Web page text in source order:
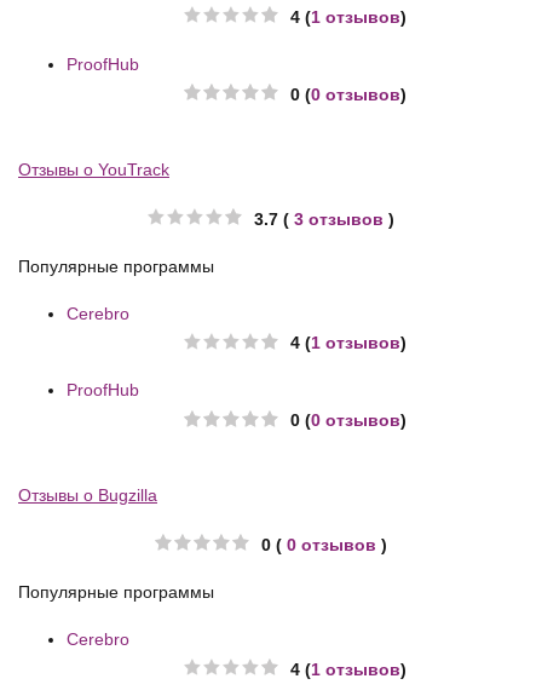
4 (1 отзывов)
ProofHub
0 (0 отзывов)
Отзывы о YouTrack
3.7 ( 3 отзывов )
Популярные программы
Cerebro
4 (1 отзывов)
ProofHub
0 (0 отзывов)
Отзывы о Bugzilla
0 ( 0 отзывов )
Популярные программы
Cerebro
4 (1 отзывов)